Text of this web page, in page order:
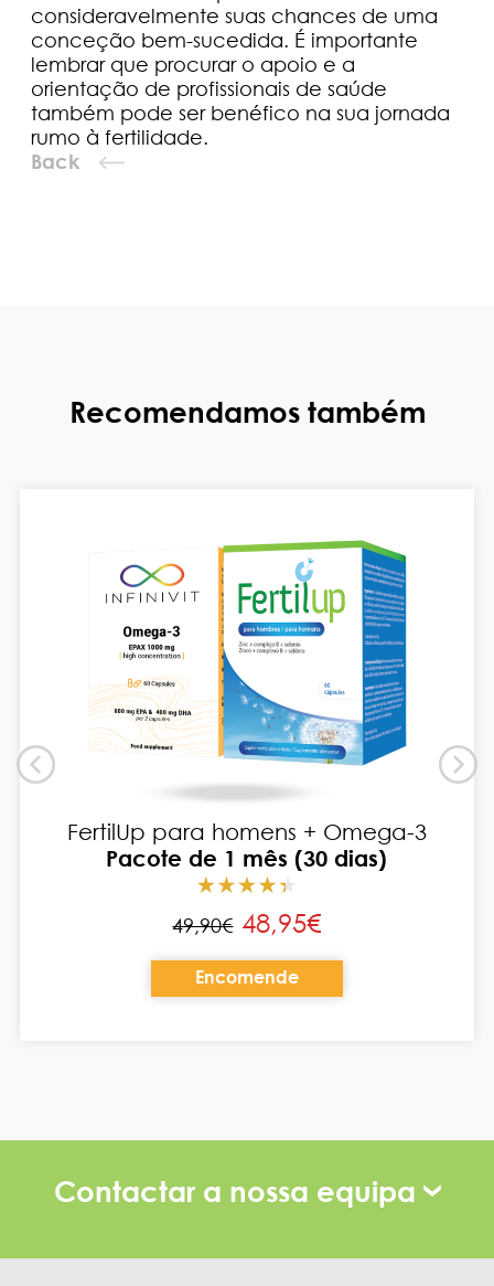
consideravelmente suas chances de uma
conceção bem-sucedida. É importante
lembrar que procurar o apoio e a
orientação de profissionais de saúde
também pode ser benéfico na sua jornada
rumo à fertilidade.
Back
Recomendamos também
FertilUp para homens + Omega-3
Pacote de 1 mês (30 dias)
49,90€ 48,95€
Encomende
Contactar a nossa equipa